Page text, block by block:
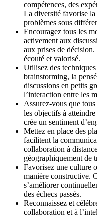
compétences, des
La diversité favorise la
problèmes sous
Encouragez tous les
activement aux
aux prises de
écouté et valorisé.
Utilisez des
brainstorming, la
discussions en petits
l’interaction entre les
Assurez-vous que
les objectifs à
crée un sentiment
Mettez en place des
facilitent la
collaboration à
géographiquement de
Favorisez une culture
manière constructive.
s’améliorer
des échecs passés.
Reconnaissez et
collaboration et à